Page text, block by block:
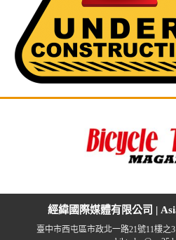
經緯國際媒體有限公司 |
臺中市西屯區市政北一路21號11樓之